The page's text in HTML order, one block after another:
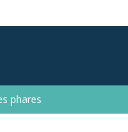
phares